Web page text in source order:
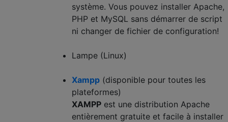
système. Vous pouvez installer Apache,
PHP et MySQL sans démarrer de script
ni changer de fichier de configuration!
Lampe (Linux)
Xampp (disponible pour toutes les
plateformes)
XAMPP est une distribution Apache
entièrement gratuite et facile à installer